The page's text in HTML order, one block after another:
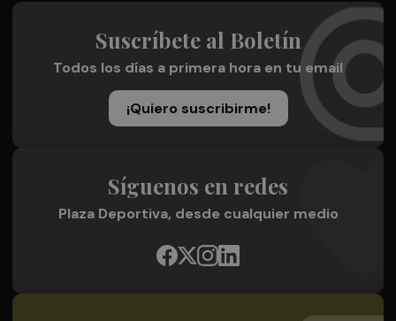
Suscríbete al Boletín
Todos los días a primera hora en tu email
¡Quiero suscribirme!
Síguenos en redes
Plaza Deportiva, desde cualquier medio